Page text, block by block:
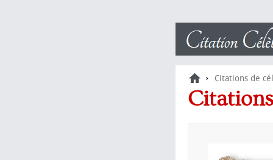
› Citations de